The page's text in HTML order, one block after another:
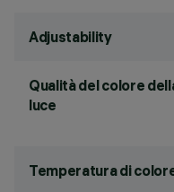
Adjustability
Qualità del colore
luce
Temperatura di